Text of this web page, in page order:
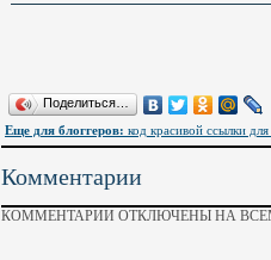
Поделиться…
Еще для блоггеров: код красивой ссылки для
Комментарии
КОММЕНТАРИИ ОТКЛЮЧЕНЫ НА